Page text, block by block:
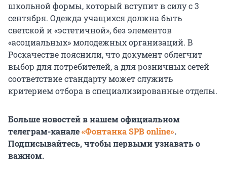
школьной формы, который вступит в силу с 3
сентября. Одежда учащихся должна быть
светской и «эстетичной», без элементов
«асоциальных» молодежных организаций. В
Роскачестве пояснили, что документ облегчит
выбор для потребителей, а для розничных сетей
соответствие стандарту может служить
критерием отбора в специализированные отделы.
Больше новостей в нашем официальном
телеграм-канале«Фонтанка SPB online».
Подписывайтесь, чтобы первыми узнавать о
важном.